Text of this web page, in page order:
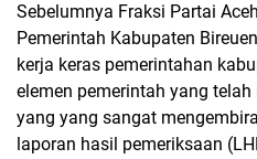
Sebelumnya Fraksi Partai
Pemerintah Kabupaten
kerja keras pemerintahan
elemen pemerintah yang
yang yang sangat
laporan hasil pemeriksaan